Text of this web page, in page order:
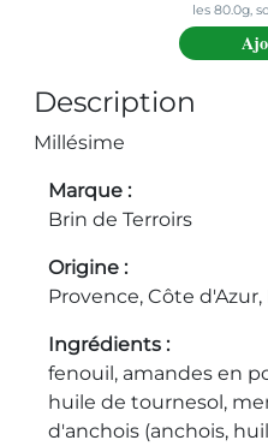
les 80.0g,
Description
Millésime
Marque
Brin de Terroirs
Origine
Provence, Côte d'Azur,
Ingrédients
fenouil, amandes en
huile de tournesol,
d'anchois (anchois,